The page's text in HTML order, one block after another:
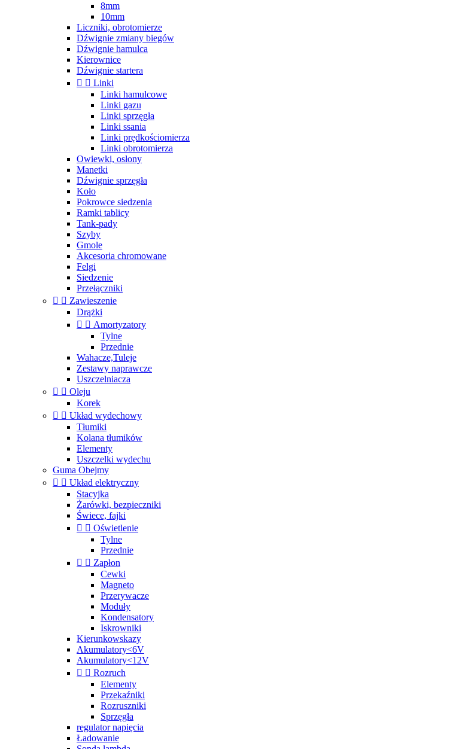
8mm
10mm
Liczniki, obrotomierze
Dźwignie zmiany biegów
Dźwignie hamulca
Kierownice
Dźwignie startera
  Linki
Linki hamulcowe
Linki gazu
Linki sprzęgła
Linki ssania
Linki prędkościomierza
Linki obrotomierza
Owiewki, osłony
Manetki
Dźwignie sprzęgła
Koło
Pokrowce siedzenia
Ramki tablicy
Tank-pady
Szyby
Gmole
Akcesoria chromowane
Felgi
Siedzenie
Przełączniki
  Zawieszenie
Drążki
  Amortyzatory
Tylne
Przednie
Wahacze,Tuleje
Zestawy naprawcze
Uszczelniacza
  Oleju
Korek
  Układ wydechowy
Tłumiki
Kolana tłumików
Elementy
Uszczelki wydechu
Guma Obejmy
  Układ elektryczny
Stacyjka
Żarówki, bezpieczniki
Świece, fajki
  Oświetlenie
Tylne
Przednie
  Zapłon
Cewki
Magneto
Przerywacze
Moduły
Kondensatory
Iskrowniki
Kierunkowskazy
Akumulatory<6V
Akumulatory<12V
  Rozruch
Elementy
Przekaźniki
Rozruszniki
Sprzęgła
regulator napięcia
Ładowanie